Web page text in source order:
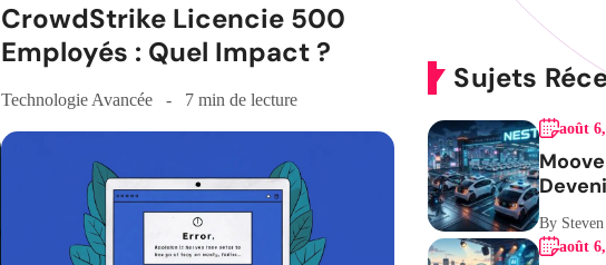
CrowdStrike Licencie 500
Employés : Quel Impact ?
Technologie Avancée 7 min de lecture
Sujets
août
By
août